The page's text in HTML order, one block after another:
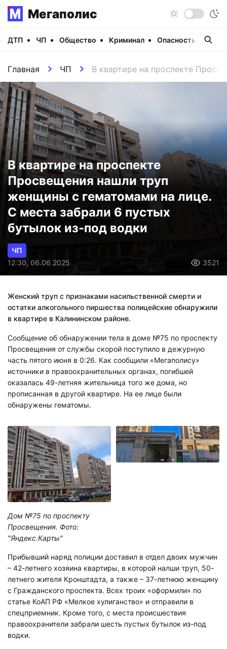
Мегаполис
ДТП ЧП Общество Криминал Опасность
Главная ЧП В квартире на проспекте
В квартире на проспекте
Просвещения нашли труп
женщины с гематомами на лице.
С места забрали 6 пустых
бутылок из-под водки
ЧП
12:30, 06.06.2025
3521
Женский труп с признаками насильственной смерти и
остатки алкогольного пиршества полицейские обнаружили
в квартире в Калининском районе.
Сообщение об обнаружении тела в доме №75 по проспекту
Просвещения от службы скорой поступило в дежурную
часть пятого июня в 0:26. Как сообщили «Мегаполису»
источники в правоохранительных органах, погибшей
оказалась 49-летняя жительница того же дома, но
прописанная в другой квартире. На ее лице были
обнаружены гематомы.
Дом №75 по проспекту
Просвещения. Фото:
"Яндекс.Карты"
Прибывший наряд полиции доставил в отдел двоих мужчин
– 42-летнего хозяина квартиры, в которой налши труп, 50-
летнего жителя Кронштадта, а также – 37-летнюю женщину
с Гражданского проспекта. Всех троих «оформили» по
статье КоАП РФ «Мелкое хулиганство» и отправили в
спецприемник. Кроме того, с места происшествия
правоохранители забрали шесть пустых бутылок из-под
водки.